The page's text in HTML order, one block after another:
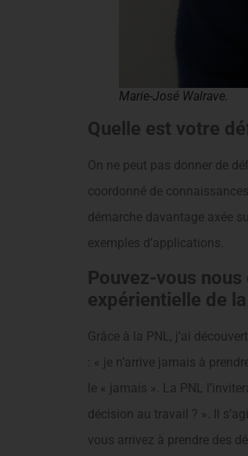
Marie-José Walrave.
Quelle est votre
On ne peut pas donner de
coordonné de
démarche davantage axée
exemples d’applications.
Pouvez-vous
expérientielle de la
Grâce à la PNL, j’ai
: « je n’arrive jamais à
le « jamais ». La PNL
décision au travail ? ». Il
vous arrivez à prendre des